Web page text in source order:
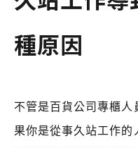
種原因
不管是百貨公司專櫃人
果你是從事久站工作